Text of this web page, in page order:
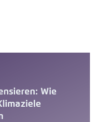
Wie